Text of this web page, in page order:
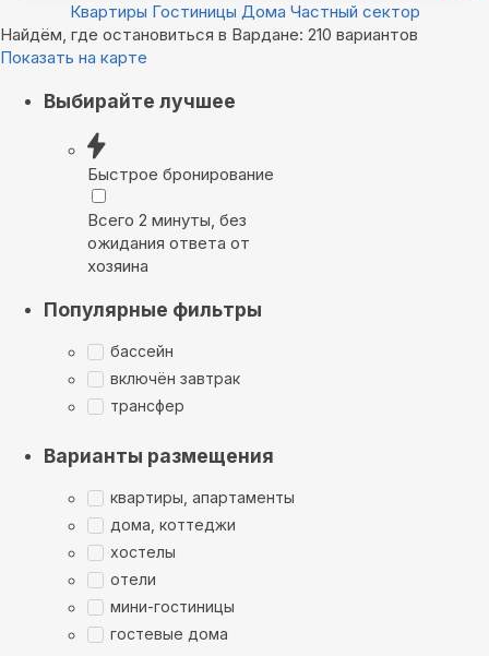
Квартиры Гостиницы Дома Частный сектор
Найдём, где остановиться в Вардане: 210 вариантов
Показать на карте
Выбирайте лучшее
Быстрое бронирование
Всего 2 минуты, без
ожидания ответа от
хозяина
Популярные фильтры
бассейн
включён завтрак
трансфер
Варианты размещения
квартиры, апартаменты
дома, коттеджи
хостелы
отели
мини-гостиницы
гостевые дома